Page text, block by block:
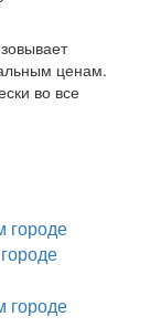
ценам.
во все